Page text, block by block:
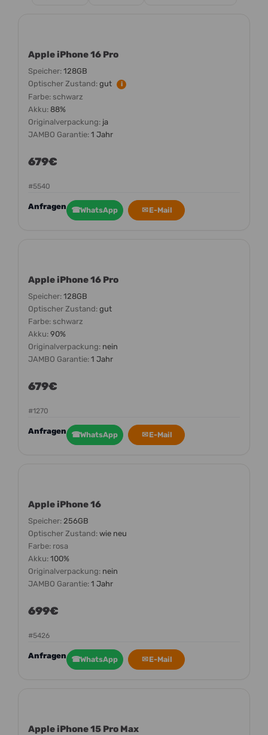
Apple iPhone 16 Pro
Speicher: 128GB
Optischer Zustand: gut i
Farbe: schwarz
Akku: 88%
Originalverpackung: ja
JAMBO Garantie: 1 Jahr
679€
#5540
Anfragen ☎WhatsApp ✉E-Mail
Apple iPhone 16 Pro
Speicher: 128GB
Optischer Zustand: gut
Farbe: schwarz
Akku: 90%
Originalverpackung: nein
JAMBO Garantie: 1 Jahr
679€
#1270
Anfragen ☎WhatsApp ✉E-Mail
Apple iPhone 16
Speicher: 256GB
Optischer Zustand: wie neu
Farbe: rosa
Akku: 100%
Originalverpackung: nein
JAMBO Garantie: 1 Jahr
699€
#5426
Anfragen ☎WhatsApp ✉E-Mail
Apple iPhone 15 Pro Max